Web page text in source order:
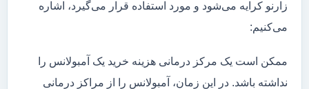
زارنو کرایه می‌شود و مورد استفاده قرار می‌گیرد، اشاره
می‌کنیم:
ممکن است یک مرکز درمانی هزینه خرید یک آمبولانس را
نداشته باشد. در این زمان، آمبولانس را از مراکز درمانی